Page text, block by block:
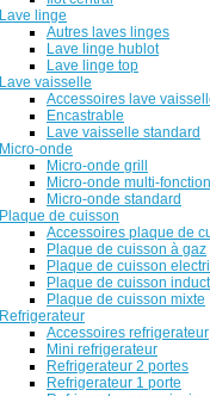
Lave linge
Autres laves linges
Lave linge hublot
Lave linge top
Lave vaisselle
Accessoires lave
Encastrable
Lave vaisselle standard
Micro-onde
Micro-onde grill
Micro-onde multi-
Micro-onde standard
Plaque de cuisson
Accessoires plaque de
Plaque de cuisson à gaz
Plaque de cuisson
Plaque de cuisson
Plaque de cuisson mixte
Refrigerateur
Accessoires refrigerateur
Mini refrigerateur
Refrigerateur 2 portes
Refrigerateur 1 porte